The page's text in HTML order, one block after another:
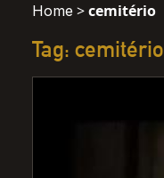
Home >cemitério
Tag: cemitério